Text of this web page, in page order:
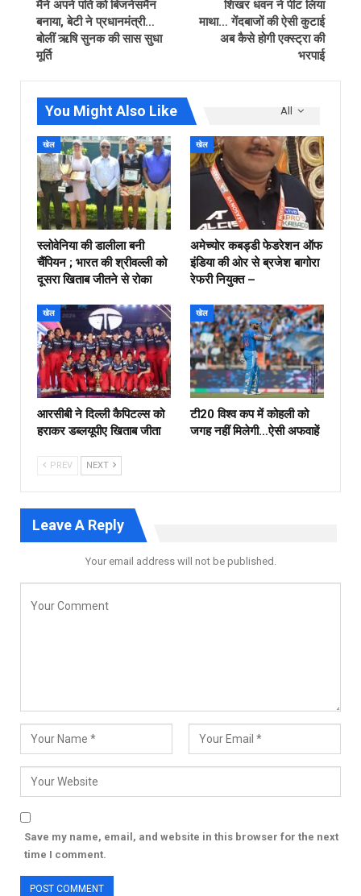
मैने अपने पति को बिजनेसमैन
बनाया, बेटी ने प्रधानमंत्री…
बोलीं ऋषि सुनक की सास सुधा
मूर्ति
शिखर धवन ने पीट लिया
माथा… गेंदबाजों की ऐसी कुटाई
अब कैसे होगी एक्स्ट्रा की
भरपाई
All
You Might Also Like
खेल
स्लोवेनिया की डालीला बनी
चैंपियन ; भारत की श्रीवल्ली को
दूसरा खिताब जीतने से रोका
खेल
अमेच्योर कबड्डी फेडरेशन ऑफ
इंडिया की ओर से ब्रजेश बागोरा
रेफरी नियुक्त –
खेल
आरसीबी ने दिल्ली कैपिटल्स को
हराकर डब्लयूपीए खिताब जीता
खेल
टी20 विश्व कप में कोहली को
जगह नहीं मिलेगी…ऐसी अफवाहें
PREV NEXT
Leave A Reply
Your email address will not be published.
Save my name, email, and website in this browser for the next
time I comment.